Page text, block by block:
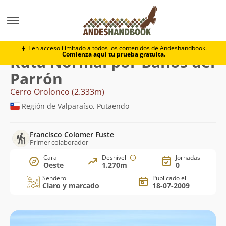
Ten acceso ilimitado a todos los contenidos de Andeshandbook.
Comienza aquí tu prueba gratuita.
Cerro Orolonco Normal por Baños del
Ruta Normal por Baños del
Parrón
Cerro Orolonco (2.333m)
Región de Valparaíso, Putaendo
Francisco Colomer Fuste
Primer colaborador
Cara
Oeste
Desnivel
1.270m
Jornadas
0
Sendero
Claro y marcado
Publicado el
18-07-2009